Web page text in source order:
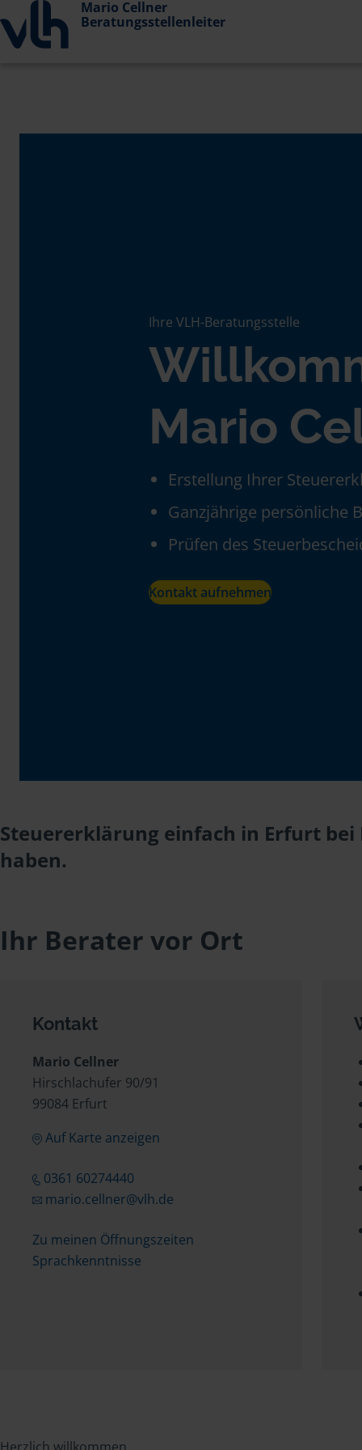
Mario Cellner
Beratungsstellenleiter
Ihre VLH-Beratungsstelle
Mario
Erstellung Ihrer
Ganzjährige persönliche
Prüfen des
Kontakt aufnehmen
Steuererklärung einfach in Erfurt
haben.
Ihr Berater vor Ort
Kontakt
Mario Cellner
Hirschlachufer 90/91
99084 Erfurt
Auf Karte anzeigen
0361 60274440
mario.cellner@vlh.de
Zu meinen Öffnungszeiten
Sprachkenntnisse